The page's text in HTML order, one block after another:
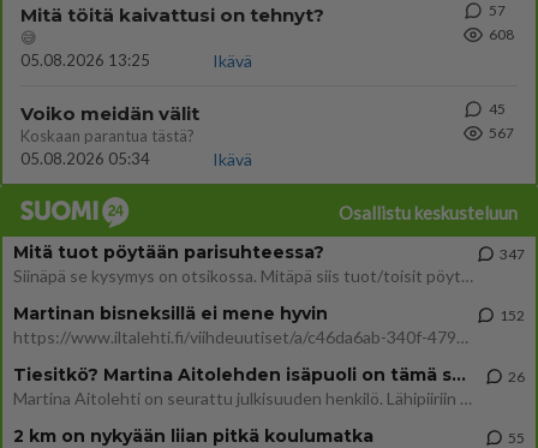
Mitä töitä kaivattusi on tehnyt?
😅
05.08.2026 13:25
Ikävä
57
608
Voiko meidän välit
Koskaan parantua tästä?
05.08.2026 05:34
Ikävä
45
567
Osallistu keskusteluun
Mitä tuot pöytään parisuhteessa?
Siinäpä se kysymys on otsikossa. Mitäpä siis tuot/toisit pöytään parisuhteessa? Oletko mies vai nainen? Koetko sen mitä
347
Martinan bisneksillä ei mene hyvin
https://www.iltalehti.fi/viihdeuutiset/a/c46da6ab-340f-4790-aaa7-0865eed2336 Yrityksen konkurssihakemus on tullut kärä
152
Tiesitkö? Martina Aitolehden isäpuoli on tämä suosittu laulaja
Martina Aitolehti on seurattu julkisuuden henkilö. Lähipiiriin mahtuu muitakin tunnettuja henkilöitä. Tiesitkö, että Ma
26
2 km on nykyään liian pitkä koulumatka 55